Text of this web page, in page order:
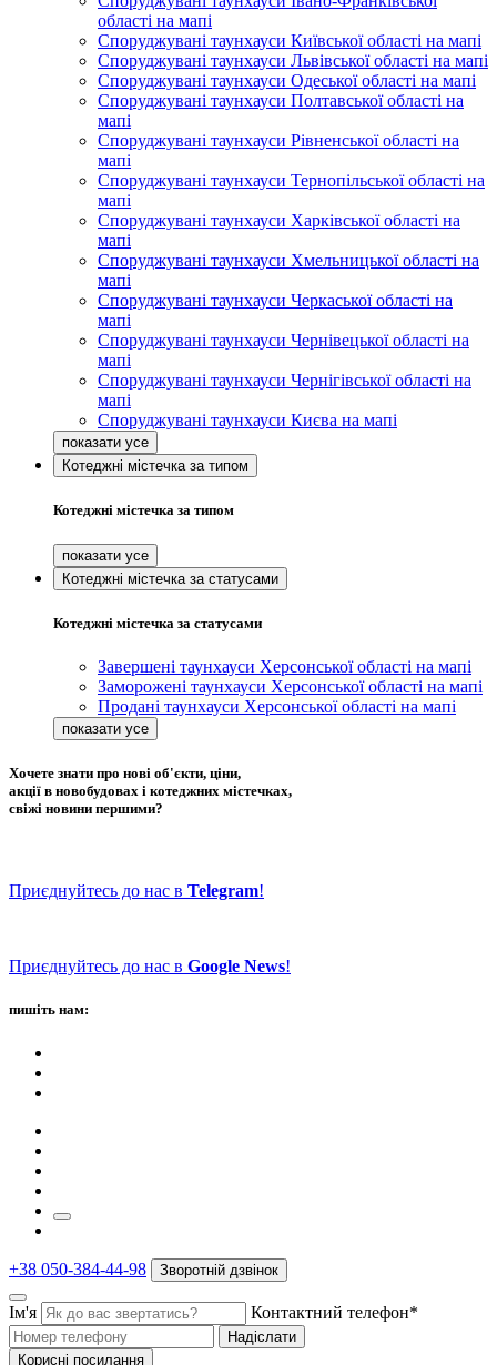
області на мапі
Споруджувані таунхауси Київської області на мапі
Споруджувані таунхауси Львівської області на мапі
Споруджувані таунхауси Одеської області на мапі
Споруджувані таунхауси Полтавської області на
мапі
Споруджувані таунхауси Рівненської області на
мапі
Споруджувані таунхауси Тернопільської області на
мапі
Споруджувані таунхауси Харківської області на
мапі
Споруджувані таунхауси Хмельницької області на
мапі
Споруджувані таунхауси Черкаської області на
мапі
Споруджувані таунхауси Чернівецької області на
мапі
Споруджувані таунхауси Чернігівської області на
мапі
Споруджувані таунхауси Києва на мапі
Котеджні містечка за типом
Котеджні містечка за типом
Котеджні містечка за статусами
Котеджні містечка за статусами
Завершені таунхауси Херсонської області на мапі
Заморожені таунхауси Херсонської області на мапі
Продані таунхауси Херсонської області на мапі
Хочете знати про нові об'єкти, ціни,
акції в новобудовах і котеджних містечках,
свіжі новини першими?
Приєднуйтесь до нас в Telegram!
Приєднуйтесь до нас в Google News!
пишіть нам:
+38 050-384-44-98 Зворотній дзвінок
Ім'я Контактний телефон*
Надіслати
Корисні посилання